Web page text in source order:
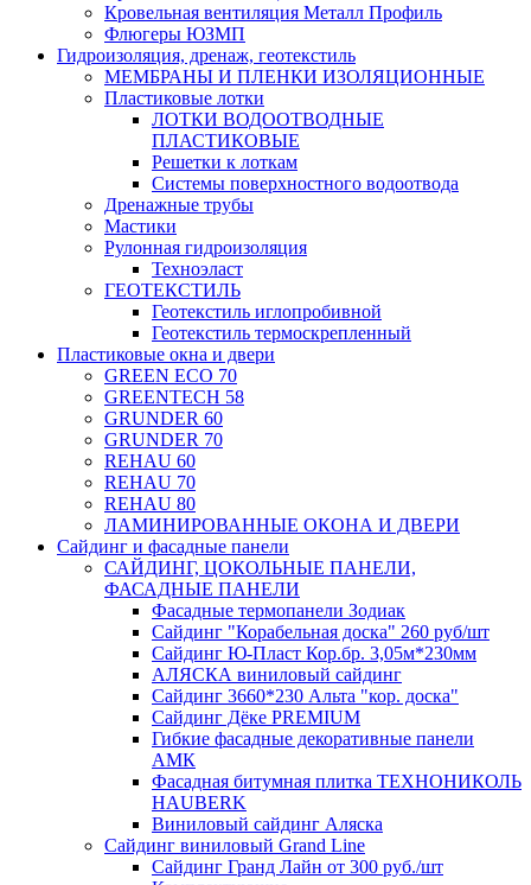
Кровельная вентиляция Металл Профиль
Флюгеры ЮЗМП
Гидроизоляция, дренаж, геотекстиль
МЕМБРАНЫ И ПЛЕНКИ ИЗОЛЯЦИОННЫЕ
Пластиковые лотки
ЛОТКИ ВОДООТВОДНЫЕ
ПЛАСТИКОВЫЕ
Решетки к лоткам
Системы поверхностного водоотвода
Дренажные трубы
Мастики
Рулонная гидроизоляция
Техноэласт
ГЕОТЕКСТИЛЬ
Геотекстиль иглопробивной
Геотекстиль термоскрепленный
Пластиковые окна и двери
GREEN ECO 70
GREENTECH 58
GRUNDER 60
GRUNDER 70
REHAU 60
REHAU 70
REHAU 80
ЛАМИНИРОВАННЫЕ ОКОНА И ДВЕРИ
Сайдинг и фасадные панели
САЙДИНГ, ЦОКОЛЬНЫЕ ПАНЕЛИ,
ФАСАДНЫЕ ПАНЕЛИ
Фасадные термопанели Зодиак
Сайдинг "Корабельная доска" 260 руб/шт
Сайдинг Ю-Пласт Кор.бр. 3,05м*230мм
АЛЯСКА виниловый сайдинг
Сайдинг 3660*230 Альта "кор. доска"
Сайдинг Дёке PREMIUM
Гибкие фасадные декоративные панели
АМК
Фасадная битумная плитка ТЕХНОНИКОЛЬ
HAUBERK
Виниловый сайдинг Аляска
Сайдинг виниловый Grand Line
Сайдинг Гранд Лайн от 300 руб./шт